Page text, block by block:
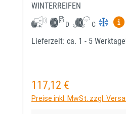
WINTERREIFEN
D C
Lieferzeit: ca. 1 - 5
Regulärer Preis:
117,12 €
Preise inkl. MwSt. zzgl.